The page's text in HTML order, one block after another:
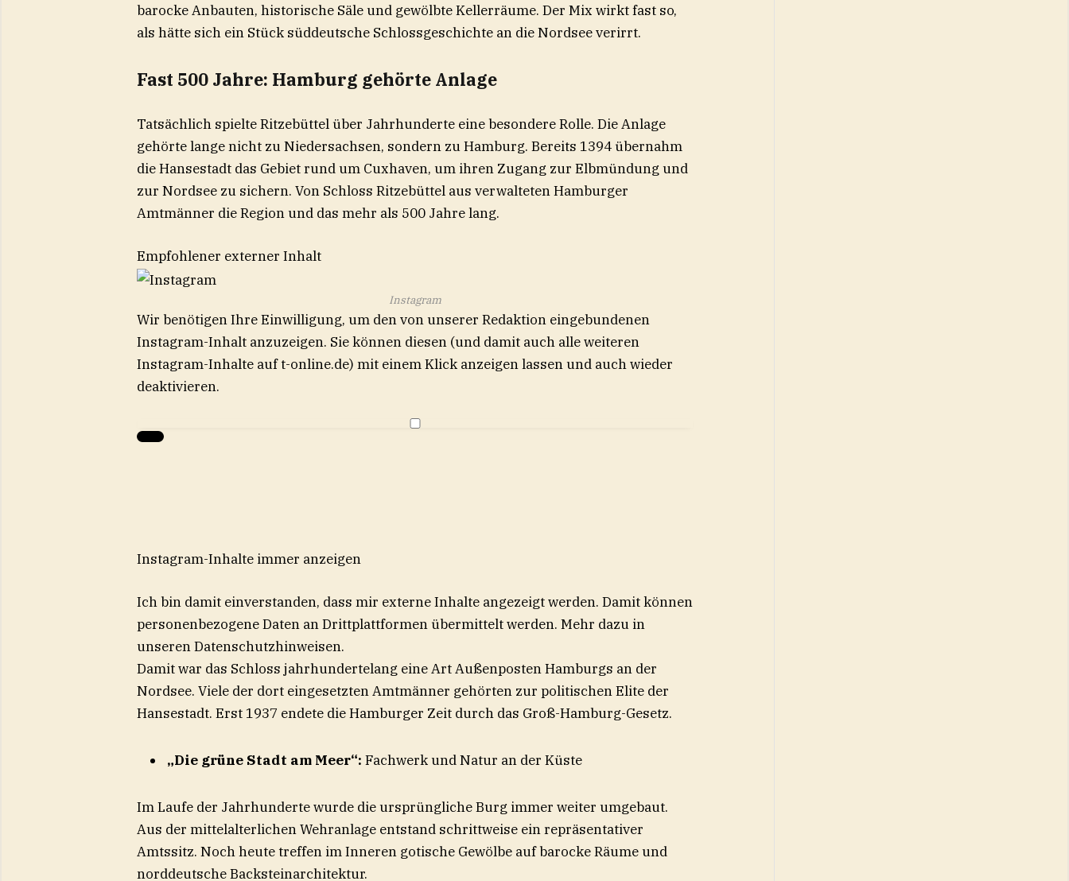
barocke Anbauten, historische Säle und gewölbte Kellerräume. Der Mix wirkt fast so,
als hätte sich ein Stück süddeutsche Schlossgeschichte an die Nordsee verirrt.
Fast 500 Jahre: Hamburg gehörte Anlage
Tatsächlich spielte Ritzebüttel über Jahrhunderte eine besondere Rolle. Die Anlage
gehörte lange nicht zu Niedersachsen, sondern zu Hamburg. Bereits 1394 übernahm
die Hansestadt das Gebiet rund um Cuxhaven, um ihren Zugang zur Elbmündung und
zur Nordsee zu sichern. Von Schloss Ritzebüttel aus verwalteten Hamburger
Amtmänner die Region und das mehr als 500 Jahre lang.
Empfohlener externer Inhalt
Instagram
Wir benötigen Ihre Einwilligung, um den von unserer Redaktion eingebundenen
Instagram-Inhalt anzuzeigen. Sie können diesen (und damit auch alle weiteren
Instagram-Inhalte auf t-online.de) mit einem Klick anzeigen lassen und auch wieder
deaktivieren.
Instagram-Inhalte immer anzeigen
Ich bin damit einverstanden, dass mir externe Inhalte angezeigt werden. Damit können
personenbezogene Daten an Drittplattformen übermittelt werden. Mehr dazu in
unseren Datenschutzhinweisen.
Damit war das Schloss jahrhundertelang eine Art Außenposten Hamburgs an der
Nordsee. Viele der dort eingesetzten Amtmänner gehörten zur politischen Elite der
Hansestadt. Erst 1937 endete die Hamburger Zeit durch das Groß-Hamburg-Gesetz.
„Die grüne Stadt am Meer“: Fachwerk und Natur an der Küste
Im Laufe der Jahrhunderte wurde die ursprüngliche Burg immer weiter umgebaut.
Aus der mittelalterlichen Wehranlage entstand schrittweise ein repräsentativer
Amtssitz. Noch heute treffen im Inneren gotische Gewölbe auf barocke Räume und
norddeutsche Backsteinarchitektur.